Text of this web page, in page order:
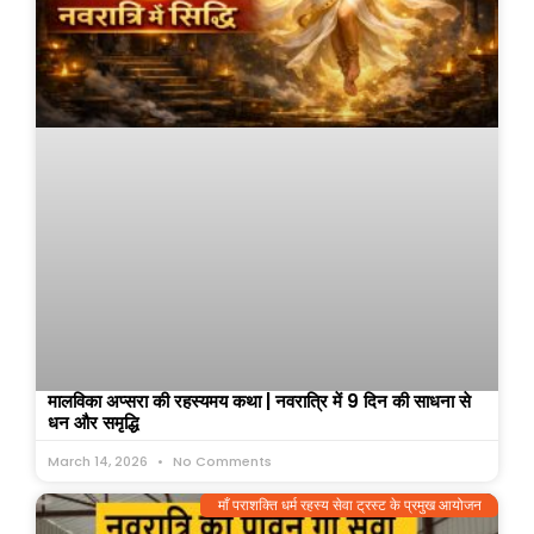
मालविका अप्सरा की रहस्यमय कथा | नवरात्रि में 9 दिन की साधना से
धन और समृद्धि
March 14, 2026 No Comments
माँ पराशक्ति धर्म रहस्य सेवा ट्रस्ट के प्रमुख आयोजन